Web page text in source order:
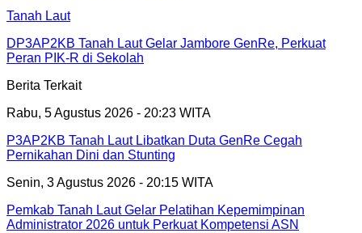
Tanah Laut
DP3AP2KB Tanah Laut Gelar Jambore GenRe, Perkuat
Peran PIK-R di Sekolah
Berita Terkait
Rabu, 5 Agustus 2026 - 20:23 WITA
P3AP2KB Tanah Laut Libatkan Duta GenRe Cegah
Pernikahan Dini dan Stunting
Senin, 3 Agustus 2026 - 20:15 WITA
Pemkab Tanah Laut Gelar Pelatihan Kepemimpinan
Administrator 2026 untuk Perkuat Kompetensi ASN